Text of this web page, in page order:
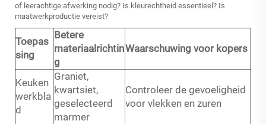
of leerachtige afwerking nodig? Is kleurechtheid essentieel? Is
maatwerkproductie vereist?
Toepas
sing
Betere
materiaalrichtin
g
Waarschuwing voor kopers
Keuken
werkbla
d
Graniet,
kwartsiet,
geselecteerd
marmer
Controleer de gevoeligheid
voor vlekken en zuren